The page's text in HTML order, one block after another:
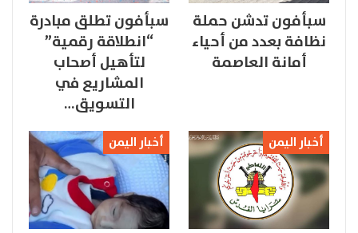
سبأفون تدشن حملة
نظافة بعدد من أحياء
أمانة العاصمة
سبأفون تطلق مبادرة
“انطلاقة رقمية”
لتأهيل أصحاب
المشاريع في
التسويق…
أخبار اليمن أخبار اليمن